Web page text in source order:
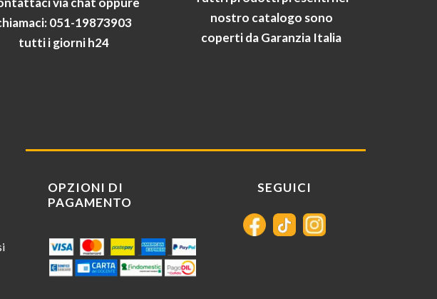
051-19873903
tutti i giorni h24
nostro catalogo sono
coperti da Garanzia Italia
OPZIONI DI
PAGAMENTO
SEGUICI